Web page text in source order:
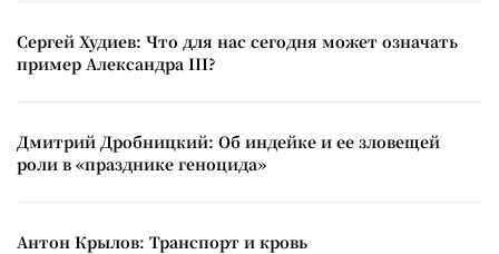
Сергей Худиев: Что для нас сегодня может означать
пример Александра III?
Дмитрий Дробницкий: Об индейке и ее зловещей
роли в «празднике геноцида»
Антон Крылов: Транспорт и кровь